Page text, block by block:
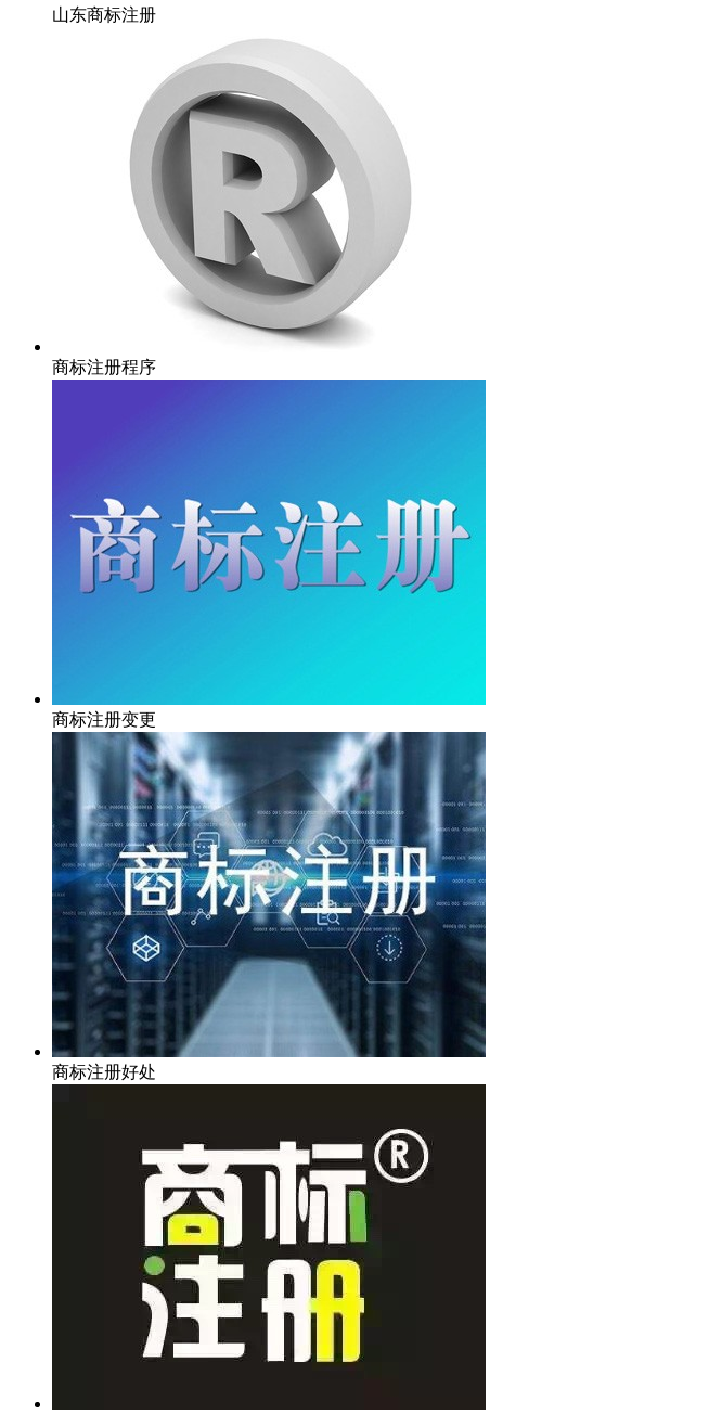
山东商标注册
商标注册程序
商标注册变更
商标注册好处